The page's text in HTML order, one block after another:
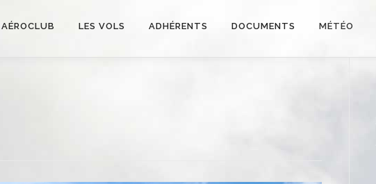
AÉROCLUB LES VOLS ADHÉRENTS DOCUMENTS MÉTÉO